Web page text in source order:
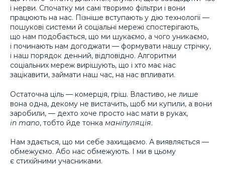
і нерви. Спочатку ми самі творимо фільтри і вони
працюють на нас. Пізніше вступають у дію технології —
пошукові системи й соціальні мережі спостерігають,
що нам подобається, що ми шукаємо, а чого уникаємо,
і починають нам догоджати — формувати нашу стрічку,
і наш порядок денний, відповідно. Алгоритми
соціальних мереж вирішують, що і хто має нас
зацікавити, займати наш час, на нас впливати.
Остаточна ціль — комерція, гріш. Властиво, не лише
вона одна, декому не вистачить, щоб ми купили, а вони
заробили, — дехто хоче просто нас мати в руках,
in mano, тобто йде тонка маніпуляція.
Нам здається, що ми себе захищаємо. А виявляється —
обмежуємо. Або нас обмежують. І ми в цьому
є стихійними учасниками.